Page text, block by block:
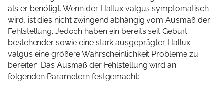
als er benötigt. Wenn der Hallux valgus symptomatisch
wird, ist dies nicht zwingend abhängig vom Ausmaß der
Fehlstellung. Jedoch haben ein bereits seit Geburt
bestehender sowie eine stark ausgeprägter Hallux
valgus eine größere Wahrscheinlichkeit Probleme zu
bereiten. Das Ausmaß der Fehlstellung wird an
folgenden Parametern festgemacht: